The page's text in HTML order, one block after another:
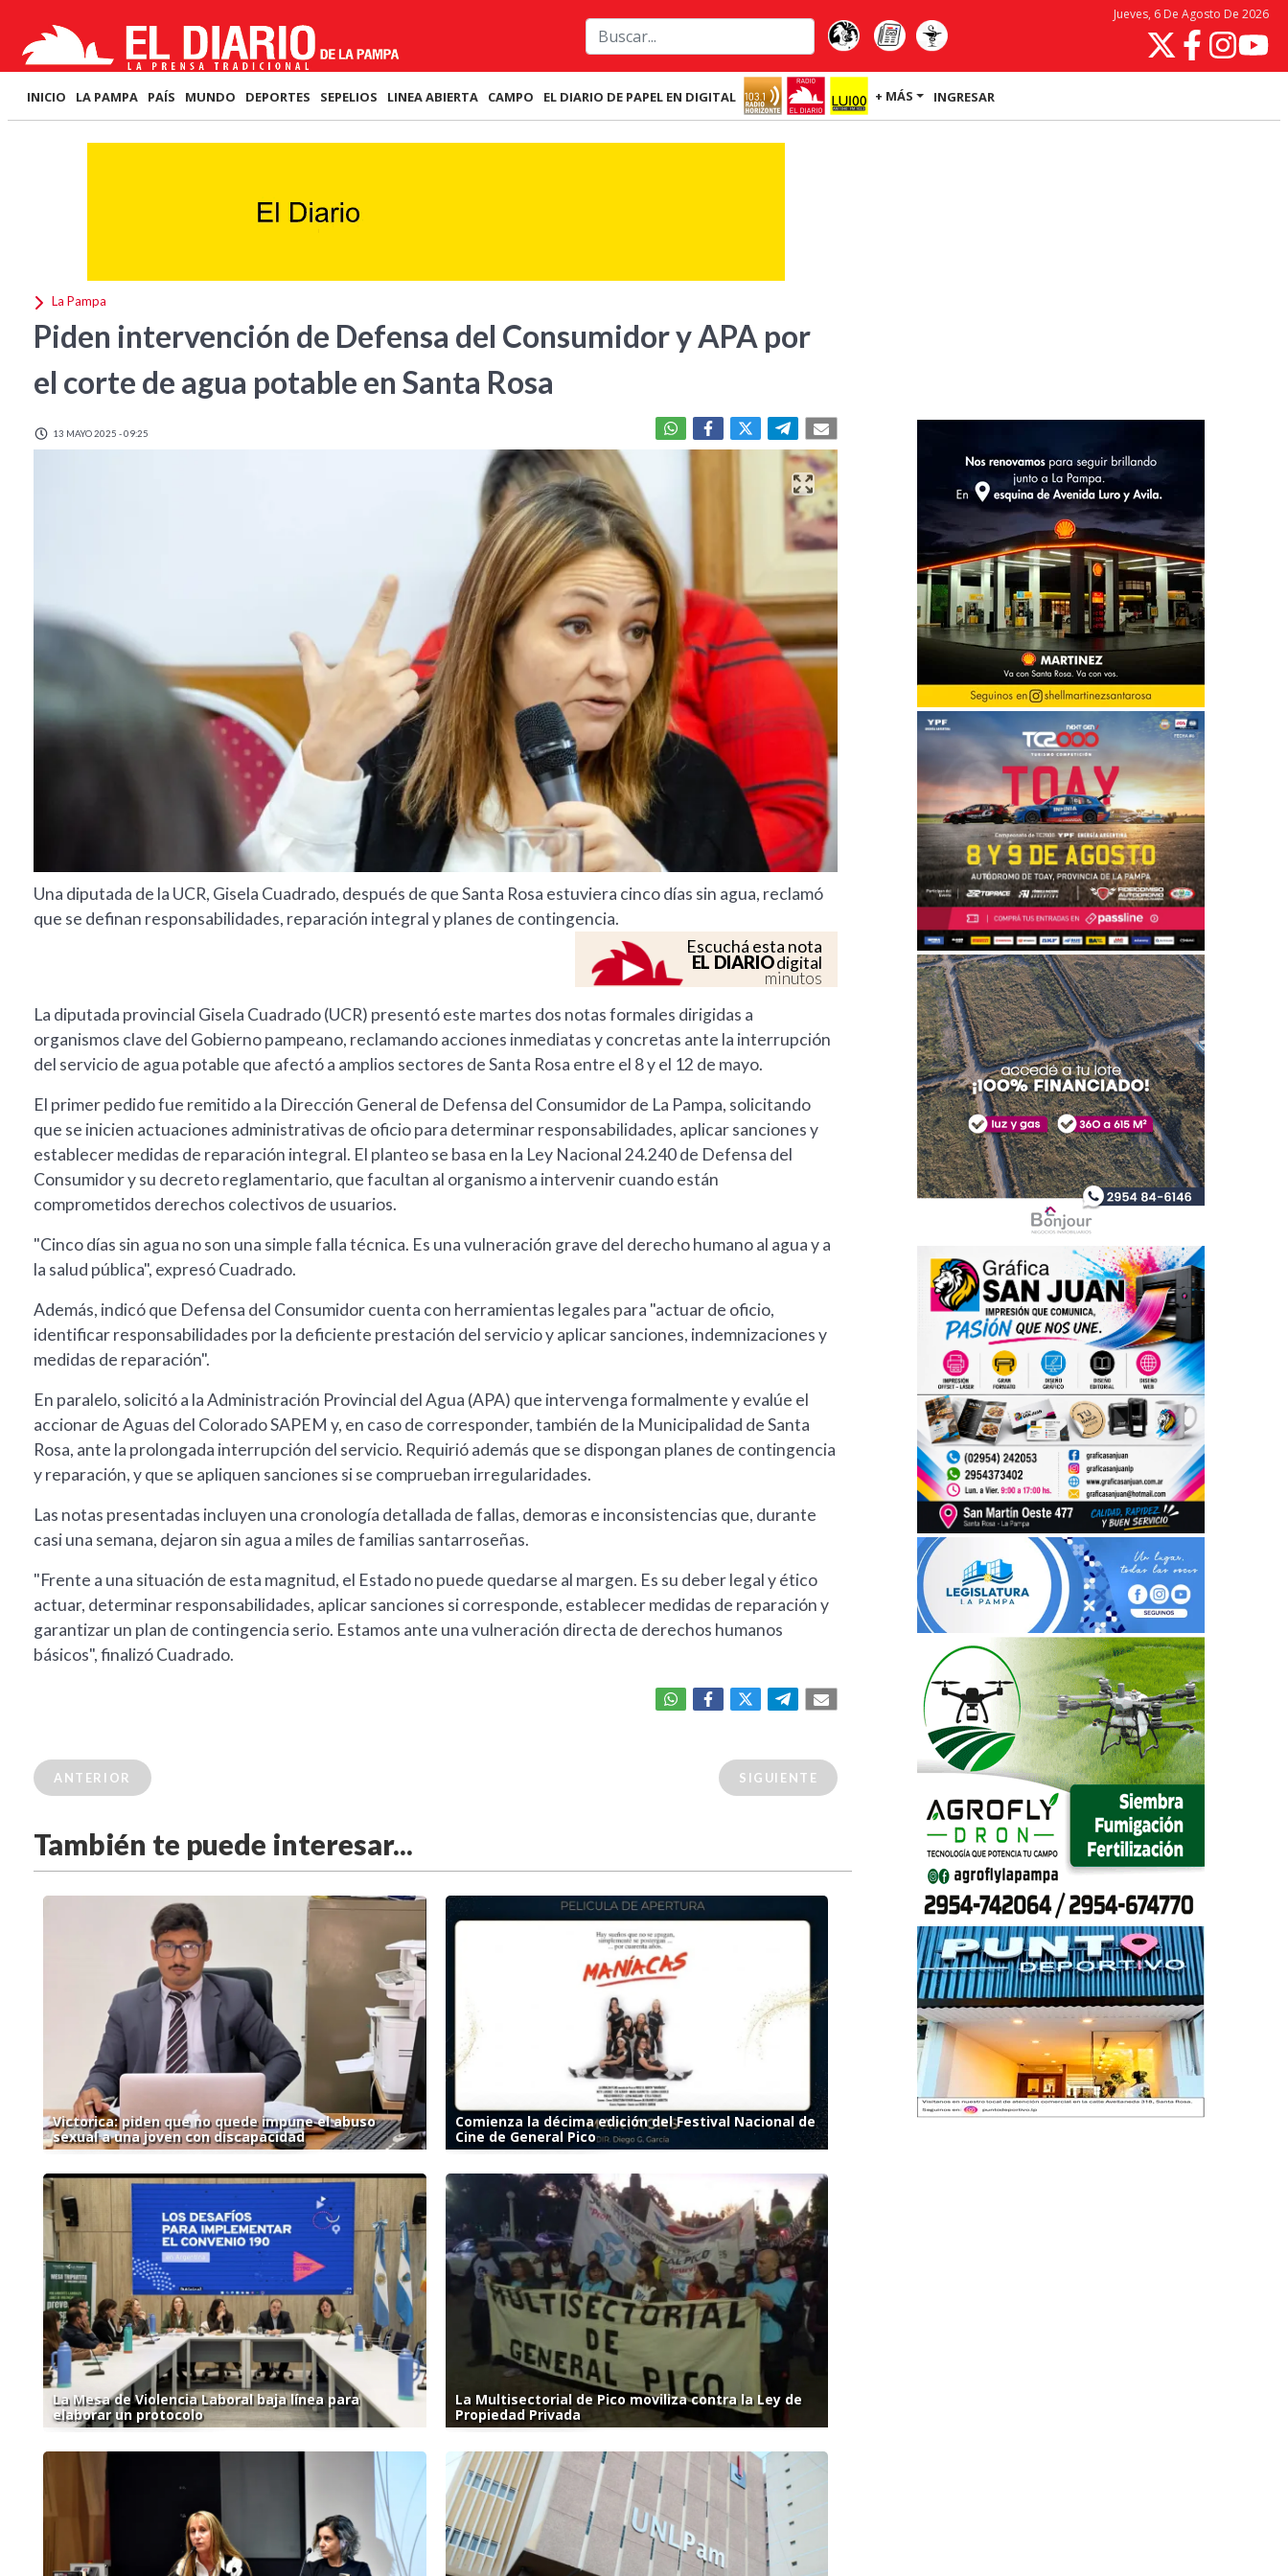
Jueves, 6 De Agosto De 2026
INICIO LA PAMPA PAÍS MUNDO DEPORTES SEPELIOS LINEA ABIERTA CAMPO EL DIARIO DE PAPEL EN DIGITAL + MÁS INGRESAR
La Pampa
Piden intervención de Defensa del Consumidor y APA por
el corte de agua potable en Santa Rosa
13 MAYO 2025 - 09:25
Una diputada de la UCR, Gisela Cuadrado, después de que Santa Rosa estuviera cinco días sin agua, reclamó
que se definan responsabilidades, reparación integral y planes de contingencia.
Escuchá esta nota
EL DIARIOdigital
minutos
La diputada provincial Gisela Cuadrado (UCR) presentó este martes dos notas formales dirigidas a
organismos clave del Gobierno pampeano, reclamando acciones inmediatas y concretas ante la interrupción
del servicio de agua potable que afectó a amplios sectores de Santa Rosa entre el 8 y el 12 de mayo.
El primer pedido fue remitido a la Dirección General de Defensa del Consumidor de La Pampa, solicitando
que se inicien actuaciones administrativas de oficio para determinar responsabilidades, aplicar sanciones y
establecer medidas de reparación integral. El planteo se basa en la Ley Nacional 24.240 de Defensa del
Consumidor y su decreto reglamentario, que facultan al organismo a intervenir cuando están
comprometidos derechos colectivos de usuarios.
"Cinco días sin agua no son una simple falla técnica. Es una vulneración grave del derecho humano al agua y a
la salud pública", expresó Cuadrado.
Además, indicó que Defensa del Consumidor cuenta con herramientas legales para "actuar de oficio,
identificar responsabilidades por la deficiente prestación del servicio y aplicar sanciones, indemnizaciones y
medidas de reparación".
En paralelo, solicitó a la Administración Provincial del Agua (APA) que intervenga formalmente y evalúe el
accionar de Aguas del Colorado SAPEM y, en caso de corresponder, también de la Municipalidad de Santa
Rosa, ante la prolongada interrupción del servicio. Requirió además que se dispongan planes de contingencia
y reparación, y que se apliquen sanciones si se comprueban irregularidades.
Las notas presentadas incluyen una cronología detallada de fallas, demoras e inconsistencias que, durante
casi una semana, dejaron sin agua a miles de familias santarroseñas.
"Frente a una situación de esta magnitud, el Estado no puede quedarse al margen. Es su deber legal y ético
actuar, determinar responsabilidades, aplicar sanciones si corresponde, establecer medidas de reparación y
garantizar un plan de contingencia serio. Estamos ante una vulneración directa de derechos humanos
básicos", finalizó Cuadrado.
ANTERIOR SIGUIENTE
También te puede interesar...
Victorica: piden que no quede impune el abuso
sexual a una joven con discapacidad
Comienza la décima edición del Festival Nacional de
Cine de General Pico
La Mesa de Violencia Laboral baja línea para
elaborar un protocolo
La Multisectorial de Pico moviliza contra la Ley de
Propiedad Privada